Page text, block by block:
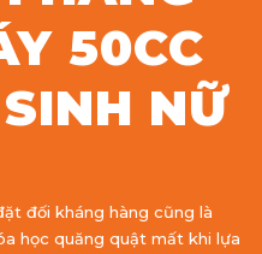
50CC
NỮ
đối kháng hàng cũng là
học quăng quật mất khi lựa